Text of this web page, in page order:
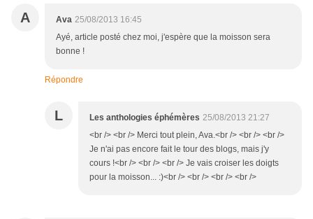
A Ava 25/08/2013 16:45
Ayé, article posté chez moi, j'espère que la moisson sera
bonne !
Répondre
L Les anthologies éphémères 25/08/2013 21:27
<br /> <br /> Merci tout plein, Ava.<br /> <br /> <br />
Je n'ai pas encore fait le tour des blogs, mais j'y
cours !<br /> <br /> <br /> Je vais croiser les doigts
pour la moisson... :)<br /> <br /> <br /> <br />